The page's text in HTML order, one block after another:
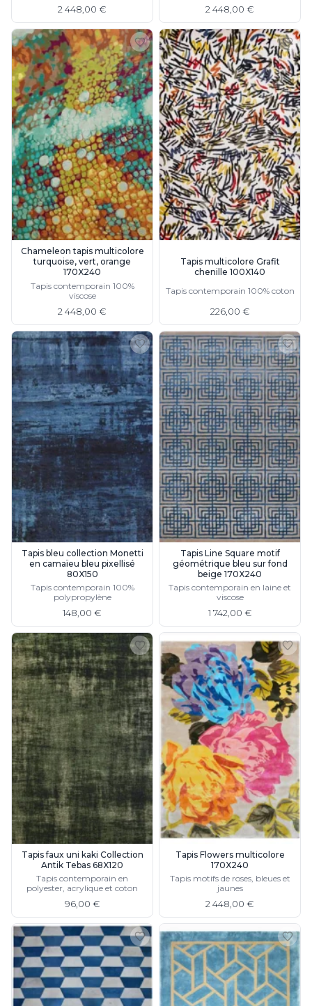
2 448,00 € 2 448,00 €
Chameleon tapis multicolore
turquoise, vert, orange
170X240
Tapis contemporain 100%
viscose
2 448,00 €
Tapis multicolore Grafit
chenille 100X140
Tapis contemporain 100% coton
226,00 €
Tapis bleu collection Monetti
en camaïeu bleu pixellisé
80X150
Tapis contemporain 100%
polypropylène
148,00 €
Tapis Line Square motif
géométrique bleu sur fond
beige 170X240
Tapis contemporain en laine et
viscose
1 742,00 €
Tapis faux uni kaki Collection
Antik Tebas 68X120
Tapis contemporain en
polyester, acrylique et coton
96,00 €
Tapis Flowers multicolore
170X240
Tapis motifs de roses, bleues et
jaunes
2 448,00 €